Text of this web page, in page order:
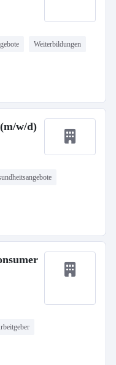
Weiterbildungen
w/d)